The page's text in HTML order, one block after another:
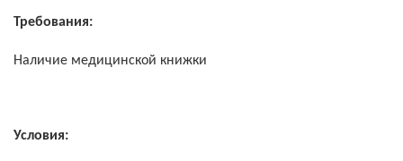
Требования:
Наличие медицинской книжки
Условия: